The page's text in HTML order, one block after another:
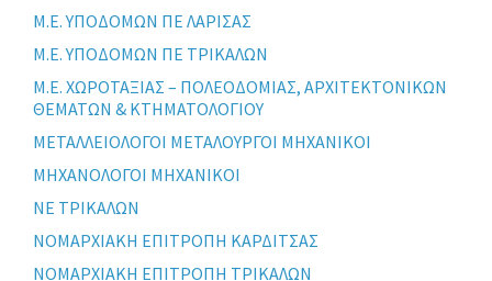
Μ.Ε. ΥΠΟΔΟΜΩΝ ΠΕ ΛΑΡΙΣΑΣ
Μ.Ε. ΥΠΟΔΟΜΩΝ ΠΕ ΤΡΙΚΑΛΩΝ
Μ.Ε. ΧΩΡΟΤΑΞΙΑΣ – ΠΟΛΕΟΔΟΜΙΑΣ, ΑΡΧΙΤΕΚΤΟΝΙΚΩΝ
ΘΕΜΑΤΩΝ & ΚΤΗΜΑΤΟΛΟΓΙΟΥ
ΜΕΤΑΛΛΕΙΟΛΟΓΟΙ ΜΕΤΑΛΟΥΡΓΟΙ ΜΗΧΑΝΙΚΟΙ
ΜΗΧΑΝΟΛΟΓΟΙ ΜΗΧΑΝΙΚΟΙ
ΝΕ ΤΡΙΚΑΛΩΝ
ΝΟΜΑΡΧΙΑΚΗ ΕΠΙΤΡΟΠΗ ΚΑΡΔΙΤΣΑΣ
ΝΟΜΑΡΧΙΑΚΗ ΕΠΙΤΡΟΠΗ ΤΡΙΚΑΛΩΝ